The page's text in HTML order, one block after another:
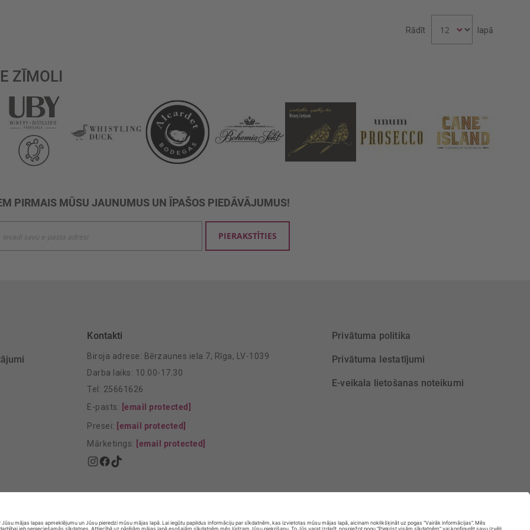
page Rādīt lapā
ZĪMOLI
PIRMAIS MŪSU JAUNUMUS UN ĪPAŠOS PIEDĀVĀJUMUS!
PIERAKSTĪTIES
Kontakti
Biroja adrese: Bērzaunes iela 7, Rīga, LV-1039
Darba laiks: 10.00-17.30
Tel: 25661626
E-pasts: [email protected]
Presei: [email protected]
Mārketings: [email protected]
Privātuma politika
Privātuma Iestatījumi
E-veikala lietošanas noteikumi